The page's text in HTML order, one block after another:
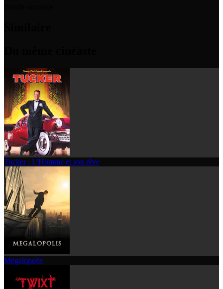
Tucker : L'Homme et son rêve
Megalopolis